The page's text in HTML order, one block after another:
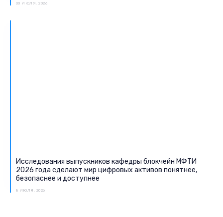
30 ИЮЛЯ, 2026
Исследования выпускников кафедры блокчейн МФТИ
2026 года сделают мир цифровых активов понятнее,
безопаснее и доступнее
8 ИЮЛЯ, 2026